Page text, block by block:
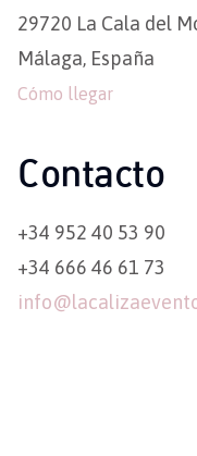
29720 La Cala del
Málaga, España
Cómo llegar
Contacto
+34 952 40 53 90
+34 666 46 61 73